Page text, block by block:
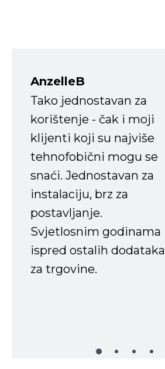
AnzelleB
Tako jednostavan za
korištenje - čak i moji
klijenti koji su najviše
tehnofobični mogu se
snaći. Jednostavan za
instalaciju, brz za
postavljanje.
Svjetlosnim godinama
ispred ostalih dodataka
za trgovine.